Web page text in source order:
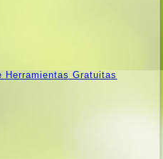
Herramientas Gratuitas